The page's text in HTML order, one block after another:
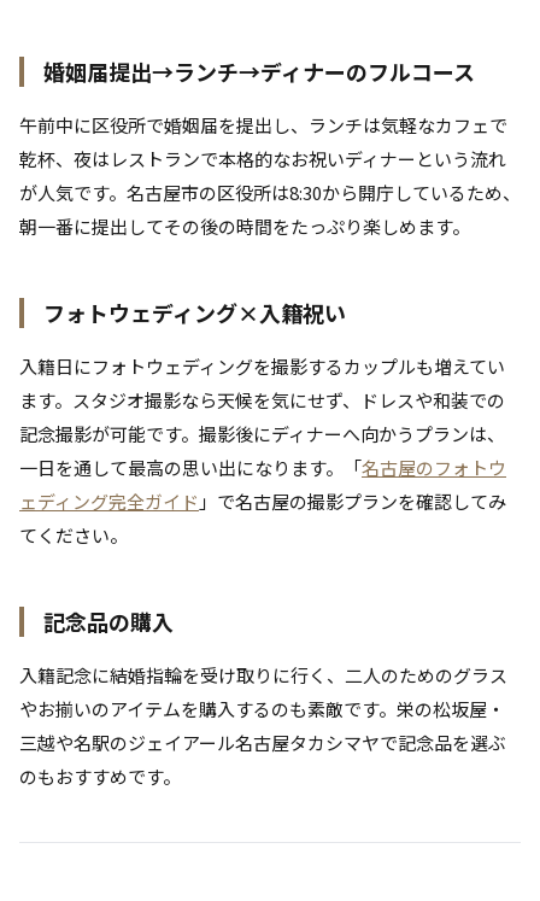
婚姻届提出→ランチ→ディナーのフルコース
午前中に区役所で婚姻届を提出し、ランチは気軽なカフェで
乾杯、夜はレストランで本格的なお祝いディナーという流れ
が人気です。名古屋市の区役所は8:30から開庁しているため、
朝一番に提出してその後の時間をたっぷり楽しめます。
フォトウェディング×入籍祝い
入籍日にフォトウェディングを撮影するカップルも増えてい
ます。スタジオ撮影なら天候を気にせず、ドレスや和装での
記念撮影が可能です。撮影後にディナーへ向かうプランは、
一日を通して最高の思い出になります。「名古屋のフォトウ
ェディング完全ガイド 」で名古屋の撮影プランを確認してみ
てください。
記念品の購入
入籍記念に結婚指輪を受け取りに行く、二人のためのグラス
やお揃いのアイテムを購入するのも素敵です。栄の松坂屋・
三越や名駅のジェイアール名古屋タカシマヤで記念品を選ぶ
のもおすすめです。